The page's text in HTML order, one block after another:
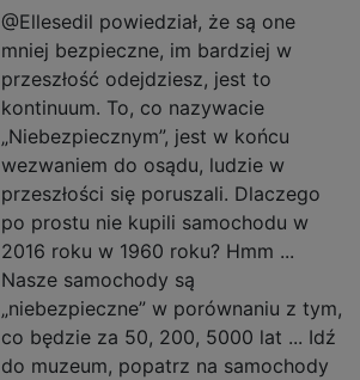
@Ellesedil powiedział, że są one
mniej bezpieczne, im bardziej w
przeszłość odejdziesz, jest to
kontinuum. To, co nazywacie
„Niebezpiecznym”, jest w końcu
wezwaniem do osądu, ludzie w
przeszłości się poruszali. Dlaczego
po prostu nie kupili samochodu w
2016 roku w 1960 roku? Hmm ...
Nasze samochody są
„niebezpieczne” w porównaniu z tym,
co będzie za 50, 200, 5000 lat ... Idź
do muzeum, popatrz na samochody